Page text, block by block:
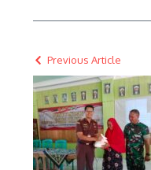
Previous Article